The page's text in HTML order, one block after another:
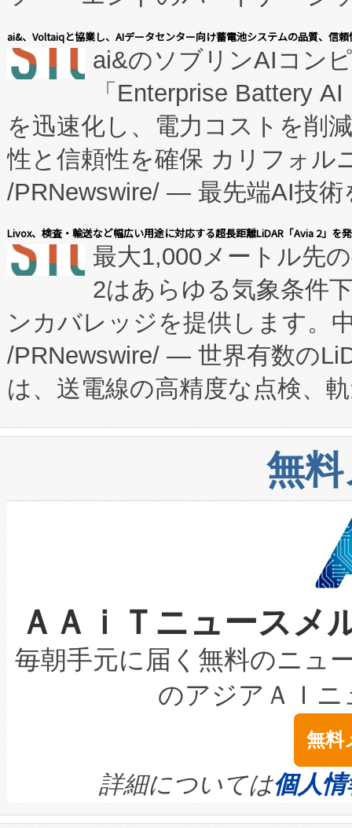
表しました。 同社の実績ある
manufacturing™ (FCCM™) プ
たNeXは、バイオ医薬品製造
従来のフェッドバッチ施設の
に、患者やサプライチェーン
キー方式で拡張性が高く、持
す。FCCM‑を活用した現地生
患者にとっての費用負担を大
のアクセスを大幅に拡大する
Fully-Connected Continuous
プログラムには、施設設計・
に関する技術移転および知的
構造化トレーニングカリキュ
上げおよび商用化段階におけ
設備整備および立ち上げ調整
加組織は、Enzeneのバイオ
選定された製品について、自
取得できる可能性もあります
設には、3億～4億ドルかか
最高経営責任者（CEO）であ
す。「当社のfully-connected
ームを利用すれば、6,000万
きます。この効率性は、フェ
ai&、Voltaiqと協業し、AIデータセンター向け蓄電池システムの品質、信
ai&のソブリンAIコン
「Enterprise Battery
を迅速化し、電力コストを削
性と信頼性を確保 カリフォル
/PRNewswire/ — 最先端AI技術
会社エーアイ・アンド：本社
President原信平）と、エンタ
ードするVoltaiqは、日本にあ
ーエネルギー貯蔵システム（
た。 Voltaiq独自のAI搭載プラ
定、統合、導入、運用に至る
安全性を追跡し、確保する事
増加しているデータセンター
る電力網に大きな負担をかけ
事業者の負担軽減という課題
系統連系を迅速にし、ピーク
限を超えて利用可能な電力容
持できるよう貢献します。こ
ービスレベル契約（SLA）違
テリー性能の劣化によるダウ
念は、現在データセンターが
ます。 Voltaiq provides a
quality and reliability for AI
BESS stack to ensure battery
Livox、検査・輸送など幅広い用途に対応する超長距離LiDAR「Avia 2」を
最大1,000メートル先
2はあらゆる気象条件
ンカバレッジを提供します。
/PRNewswire/ — 世界有数の
は、送電線の高精度な点検、
や穀物倉庫におけるバルク材
リューション「Avia 2」を発
したAvia 2は、1,000メート
狭視野のFOVを切り替えるこ
ケーブル、枝などの細かな対
なレーザースポットにより、
な環境下でも豊かなディテー
キロメートル範囲を検出
LiDAR for Inspections,
は1535 nmレーザーを搭載。
イズの小径化を実現すること
す。ノーマルモードでは、
ートル先まで検出でき、これ
無
ＡＡｉＴニュース
毎朝手元に届く無料のニュ
のアジアＡＩ
無料
詳細については個人